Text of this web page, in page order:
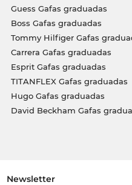
Guess Gafas graduadas
Boss Gafas graduadas
Tommy Hilfiger Gafas
Carrera Gafas graduadas
Esprit Gafas graduadas
TITANFLEX Gafas graduadas
Hugo Gafas graduadas
David Beckham Gafas
Newsletter